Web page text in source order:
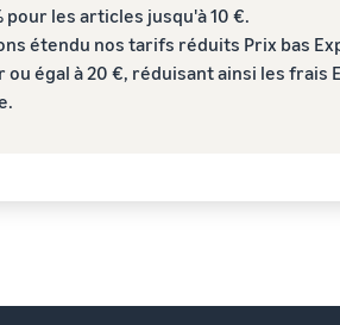
pour les articles jusqu'à 10 €.
étendu nos tarifs réduits Prix bas
égal à 20 €, réduisant ainsi les frais